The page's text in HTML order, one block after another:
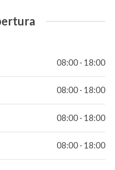
08:00 - 18:00
08:00 - 18:00
08:00 - 18:00
08:00 - 18:00